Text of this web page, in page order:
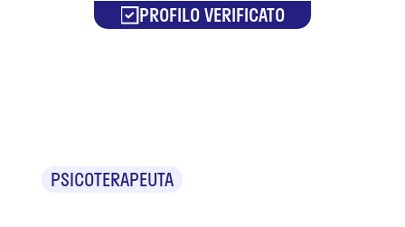
PROFILO VERIFICATO
PSICOTERAPEUTA